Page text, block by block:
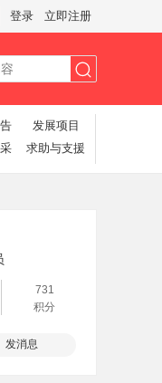
登录 立即注册
发展项目
求助与支援
731
积分
发消息